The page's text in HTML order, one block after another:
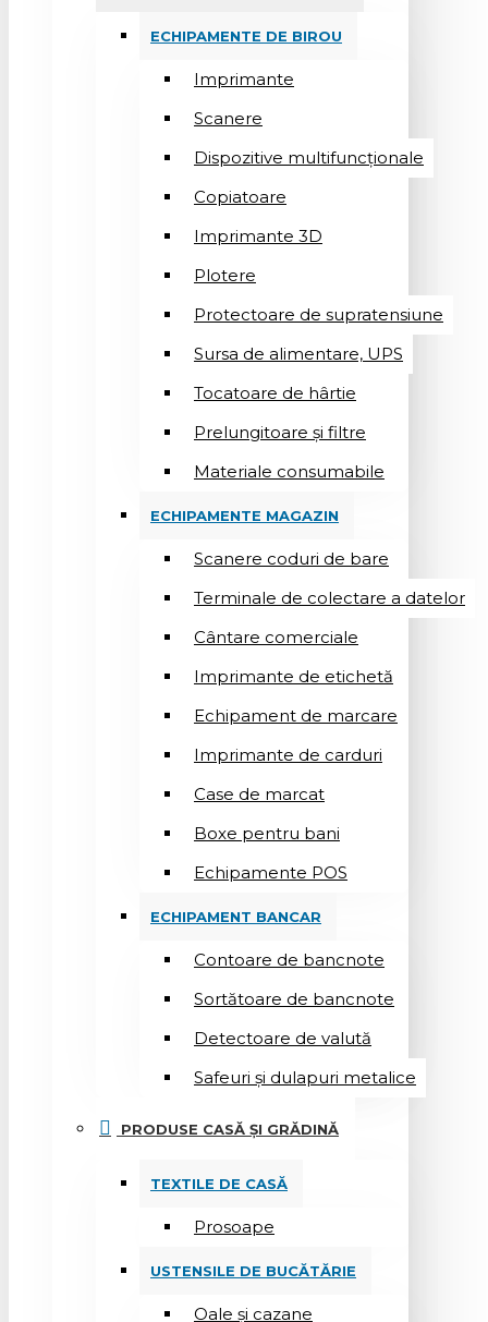
ECHIPAMENTE DE BIROU
Imprimante
Scanere
Dispozitive multifuncționale
Copiatoare
Imprimante 3D
Plotere
Protectoare de supratensiune
Sursa de alimentare, UPS
Tocatoare de hârtie
Prelungitoare și filtre
Materiale consumabile
ECHIPAMENTE MAGAZIN
Scanere coduri de bare
Terminale de colectare a datelor
Cântare comerciale
Imprimante de etichetă
Echipament de marcare
Imprimante de carduri
Case de marcat
Boxe pentru bani
Echipamente POS
ECHIPAMENT BANCAR
Contoare de bancnote
Sortătoare de bancnote
Detectoare de valută
Safeuri și dulapuri metalice
PRODUSE CASĂ ȘI GRĂDINĂ
TEXTILE DE CASĂ
Prosoape
USTENSILE DE BUCĂTĂRIE
Oale și cazane